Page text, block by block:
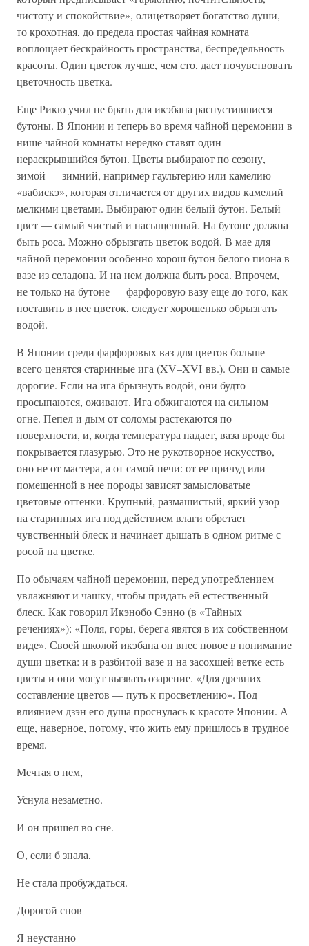
чистоту и спокойствие», олицетворяет богатство души,
то крохотная, до предела простая чайная комната
воплощает бескрайность пространства, беспредельность
красоты. Один цветок лучше, чем сто, дает почувствовать
цветочность цветка.
Еще Рикю учил не брать для икэбана распустившиеся
бутоны. В Японии и теперь во время чайной церемонии в
нише чайной комнаты нередко ставят один
нераскрывшийся бутон. Цветы выбирают по сезону,
зимой — зимний, например гаультерию или камелию
«вабискэ», которая отличается от других видов камелий
мелкими цветами. Выбирают один белый бутон. Белый
цвет — самый чистый и насыщенный. На бутоне должна
быть роса. Можно обрызгать цветок водой. В мае для
чайной церемонии особенно хорош бутон белого пиона в
вазе из селадона. И на нем должна быть роса. Впрочем,
не только на бутоне — фарфоровую вазу еще до того, как
поставить в нее цветок, следует хорошенько обрызгать
водой.
В Японии среди фарфоровых ваз для цветов больше
всего ценятся старинные ига (XV–XVI вв.). Они и самые
дорогие. Если на ига брызнуть водой, они будто
просыпаются, оживают. Ига обжигаются на сильном
огне. Пепел и дым от соломы растекаются по
поверхности, и, когда температура падает, ваза вроде бы
покрывается глазурью. Это не рукотворное искусство,
оно не от мастера, а от самой печи: от ее причуд или
помещенной в нее породы зависят замысловатые
цветовые оттенки. Крупный, размашистый, яркий узор
на старинных ига под действием влаги обретает
чувственный блеск и начинает дышать в одном ритме с
росой на цветке.
По обычаям чайной церемонии, перед употреблением
увлажняют и чашку, чтобы придать ей естественный
блеск. Как говорил Икэнобо Сэнно (в «Тайных
речениях»): «Поля, горы, берега явятся в их собственном
виде». Своей школой икэбана он внес новое в понимание
души цветка: и в разбитой вазе и на засохшей ветке есть
цветы и они могут вызвать озарение. «Для древних
составление цветов — путь к просветлению». Под
влиянием дзэн его душа проснулась к красоте Японии. А
еще, наверное, потому, что жить ему пришлось в трудное
время.
Мечтая о нем,
Уснула незаметно.
И он пришел во сне.
О, если б знала,
Не стала пробуждаться.
Дорогой снов
Я неустанно